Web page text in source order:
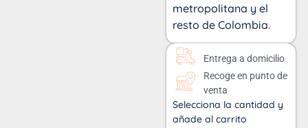
metropolitana y el
resto de Colombia.
Entrega a domicilio
Recoge en punto de
venta
Selecciona la cantidad y
añade al carrito